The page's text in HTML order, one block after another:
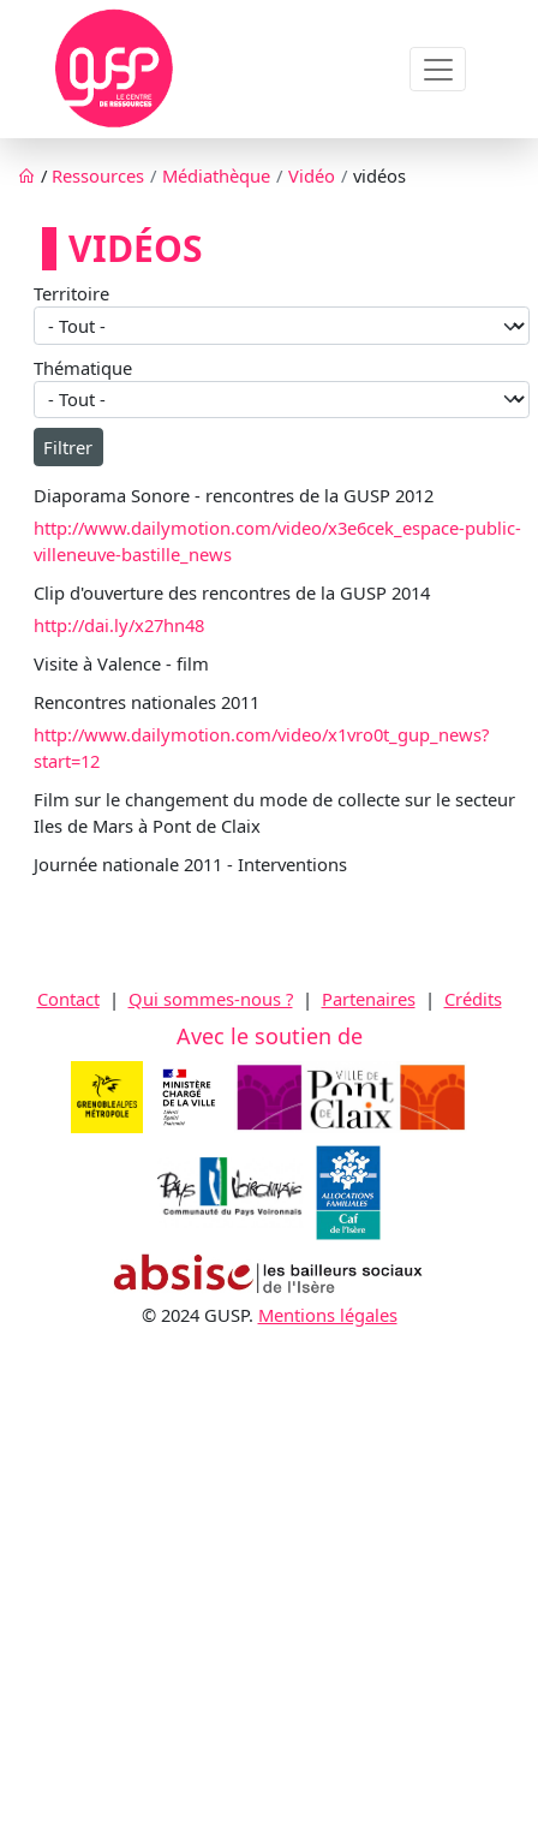
Aller au contenu principal
Fil d'Ariane
/ Ressources Médiathèque Vidéo vidéos
VIDÉOS
Territoire
Thématique
Diaporama Sonore - rencontres de la GUSP 2012
http://www.dailymotion.com/video/x3e6cek_espace-public-
villeneuve-bastille_news
Clip d'ouverture des rencontres de la GUSP 2014
http://dai.ly/x27hn48
Visite à Valence - film
Rencontres nationales 2011
http://www.dailymotion.com/video/x1vro0t_gup_news?
start=12
Film sur le changement du mode de collecte sur le secteur
Iles de Mars à Pont de Claix
Journée nationale 2011 - Interventions
Contact| Qui sommes-nous ?| Partenaires| Crédits
Avec le soutien de
© 2024 GUSP. Mentions légales